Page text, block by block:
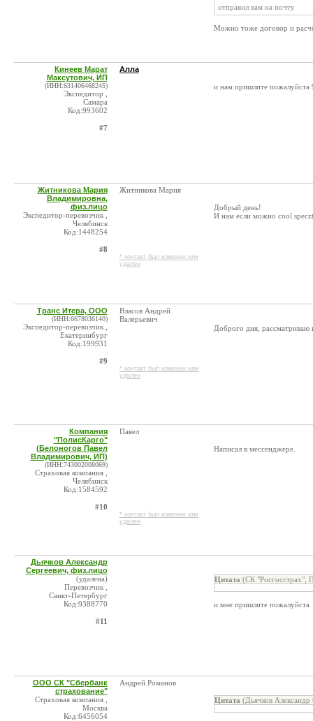
отправил вам на почту
Можно тоже договор и
Кинеев Марат
Максутович, ИП
(ИНН:631406468245)
Экспедитор ,
Самара
Код:993602
#7
Алла
и нам пришлите пожалуйста
Житникова Мария
Владимировна,
физ.лицо
Экспедитор-перевозчик ,
Челябинск
Код:1448254
#8
Житникова Мария
* контакт был изменен или
удален
Добрый день!
И нам если можно
Транс Итера, ООО
(ИНН:6678036140)
Экспедитор-перевозчик ,
Екатеринбург
Код:199931
#9
Власов Андрей
Валерьевич
* контакт был изменен или
удален
Доброго дня, рассматриваю
Компания
"ПолисКарго"
(Белоногов Павел
Владимирович, ИП)
(ИНН:743002008069)
Страховая компания ,
Челябинск
Код:1584592
#10
Павел
* контакт был изменен или
удален
Написал в мессенджере.
Дьячков Александр
Сергеевич, физ.лицо
(удалена)
Перевозчик ,
Санкт-Петербург
Код:9388770
#11
Цитата (СК "Росгосстрах",
и мне пришлите пожалуйста
ООО СК "Сбербанк
страхование"
Страховая компания ,
Москва
Код:6456054
Андрей Романов
Цитата (Дьячков